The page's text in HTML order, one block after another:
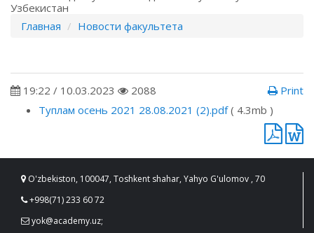
Узбекистан
Главная
Новости факультета
19:22 / 10.03.2023 2088
Print
Туплам осень 2021 28.08.2021 (2).pdf( 4.3mb )
O'zbekiston, 100047, Toshkent shahar, Yahyo G'ulomov , 70
+998(71) 233 60 72
yok@academy.uz;